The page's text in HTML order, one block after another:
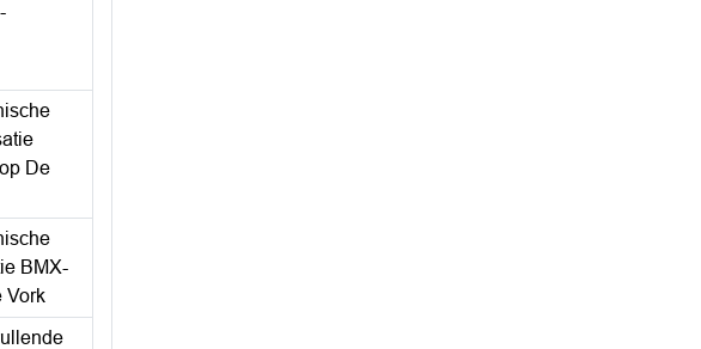
De
BMX-
Vork